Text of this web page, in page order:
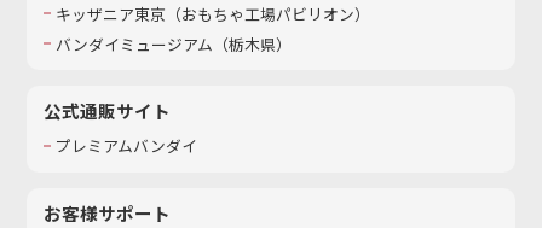
キッザニア東京（おもちゃ工場パビリオン）​
バンダイミュージアム（栃木県）
公式通販サイト
プレミアムバンダイ
お客様サポート